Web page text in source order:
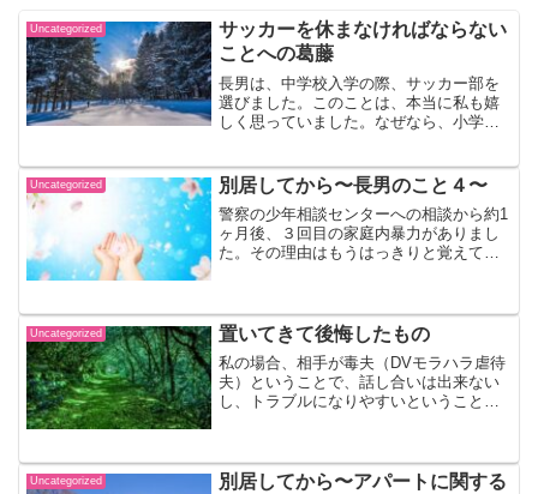
Uncategorized
サッカーを休まなければならない
ことへの葛藤
長男は、中学校入学の際、サッカー部を
選びました。このことは、本当に私も嬉
しく思っていました。なぜなら、小学校
ゲーム以外で打ち込めるモノを見つけて
くれたと思ったからです。...
Uncategorized 別居してから〜長男のこと４〜
警察の少年相談センターへの相談から約1
ヶ月後、３回目の家庭内暴力がありまし
た。その理由はもうはっきりと覚えてい
音楽をかけたり、テレビを壊したりとま
た暴れ始めました。私は...
Uncategorized 置いてきて後悔したもの
私の場合、相手が毒夫（DVモラハラ虐待
夫）ということで、話し合いは出来ない
し、トラブルになりやすいということ
あれば、これは置いていくとか...
Uncategorized
別居してから〜アパートに関する